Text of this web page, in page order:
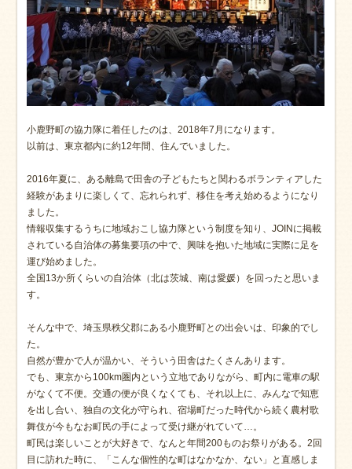
小鹿野町の協力隊に着任したのは、2018年7月になります。
以前は、東京都内に約12年間、住んでいました。
2016年夏に、ある離島で田舎の子どもたちと関わるボランティアした
経験があまりに楽しくて、忘れられず、移住を考え始めるようになり
ました。
情報収集するうちに地域おこし協力隊という制度を知り、JOINに掲載
されている自治体の募集要項の中で、興味を抱いた地域に実際に足を
運び始めました。
全国13か所くらいの自治体（北は茨城、南は愛媛）を回ったと思いま
す。
そんな中で、埼玉県秩父郡にある小鹿野町との出会いは、印象的でし
た。
自然が豊かで人が温かい、そういう田舎はたくさんあります。
でも、東京から100km圏内という立地でありながら、町内に電車の駅
がなくて不便。交通の便が良くなくても、それ以上に、みんなで知恵
を出し合い、独自の文化が守られ、宿場町だった時代から続く農村歌
舞伎が今もなお町民の手によって受け継がれていて…。
町民は楽しいことが大好きで、なんと年間200ものお祭りがある。2回
目に訪れた時に、「こんな個性的な町はなかなか、ない」と直感しま